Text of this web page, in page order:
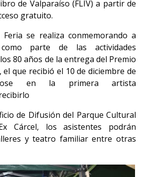
de Valparaíso (FLIV) a partir de
gratuito.
se realiza conmemorando a
parte de las actividades
80 años de la entrega del Premio
que recibió el 10 de diciembre de
en la primera artista
de Difusión del Parque Cultural
Cárcel, los asistentes podrán
y teatro familiar entre otras